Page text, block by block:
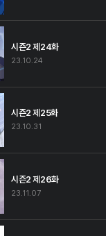
시즌2 제24화
23.10.24
시즌2 제25화
23.10.31
시즌2 제26화
23.11.07